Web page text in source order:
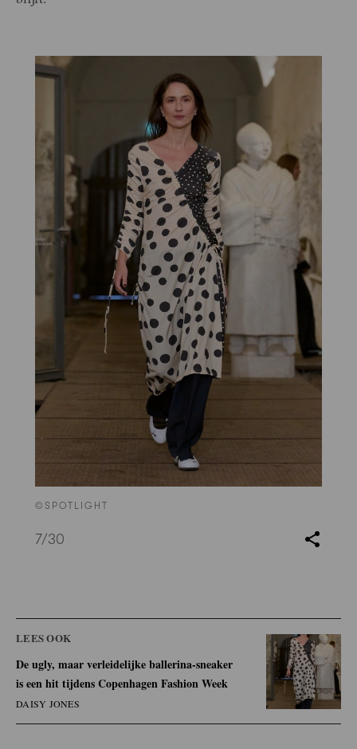
©SPOTLIGHT
7/30
LEES OOK
De ugly, maar verleidelijke ballerina-sneaker
is een hit tijdens Copenhagen Fashion Week
DAISY JONES